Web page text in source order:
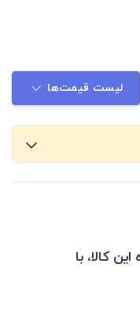
لیست قیمت‌ها
کالا، با